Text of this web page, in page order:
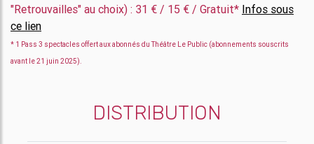
"Retrouvailles" au choix) : 31 € / 15 € / Gratuit* Infos sous
ce lien
* 1 Pass 3 spectacles offert aux abonnés du Théâtre Le Public (abonnements souscrits
avant le 21 juin 2025).
DISTRIBUTION